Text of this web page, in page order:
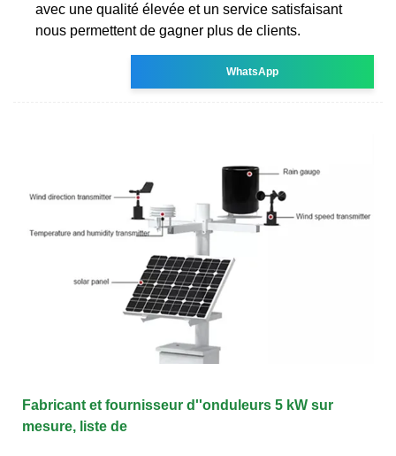
avec une qualité élevée et un service satisfaisant
nous permettent de gagner plus de clients.
WhatsApp
Fabricant et fournisseur d''onduleurs 5 kW sur
mesure, liste de